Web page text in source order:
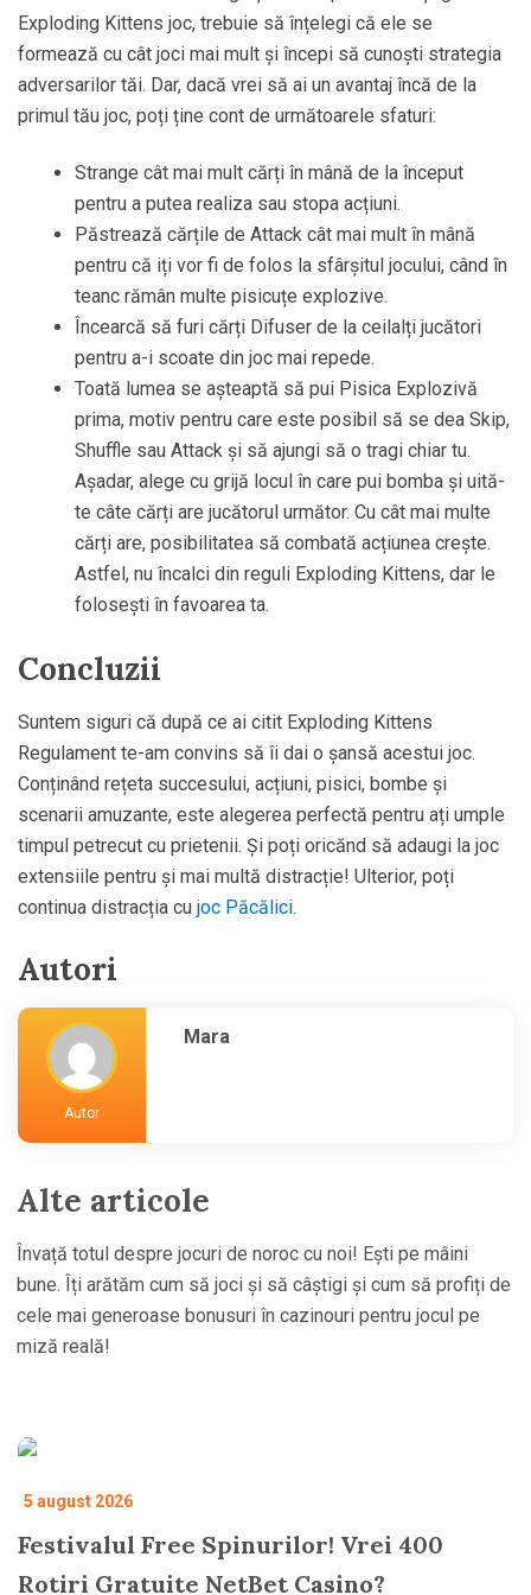
Exploding Kittens joc, trebuie să înțelegi că ele se
formează cu cât joci mai mult și începi să cunoști strategia
adversarilor tăi. Dar, dacă vrei să ai un avantaj încă de la
primul tău joc, poți ține cont de următoarele sfaturi:
Strange cât mai mult cărți în mână de la început
pentru a putea realiza sau stopa acțiuni.
Păstrează cărțile de Attack cât mai mult în mână
pentru că iți vor fi de folos la sfârșitul jocului, când în
teanc rămân multe pisicuțe explozive.
Încearcă să furi cărți Difuser de la ceilalți jucători
pentru a-i scoate din joc mai repede.
Toată lumea se așteaptă să pui Pisica Explozivă
prima, motiv pentru care este posibil să se dea Skip,
Shuffle sau Attack și să ajungi să o tragi chiar tu.
Așadar, alege cu grijă locul în care pui bomba și uită-
te câte cărți are jucătorul următor. Cu cât mai multe
cărți are, posibilitatea să combată acțiunea crește.
Astfel, nu încalci din reguli Exploding Kittens, dar le
folosești în favoarea ta.
Concluzii
Suntem siguri că după ce ai citit Exploding Kittens
Regulament te-am convins să îi dai o șansă acestui joc.
Conținând rețeta succesului, acțiuni, pisici, bombe și
scenarii amuzante, este alegerea perfectă pentru ați umple
timpul petrecut cu prietenii. Și poți oricănd să adaugi la joc
extensiile pentru și mai multă distracție! Ulterior, poți
continua distracția cu joc Păcălici.
Autori
Autor
Mara
Alte articole
Învață totul despre jocuri de noroc cu noi! Ești pe mâini
bune. Îți arătăm cum să joci și să câștigi și cum să profiți de
cele mai generoase bonusuri în cazinouri pentru jocul pe
miză reală!
5 august 2026
Festivalul Free Spinurilor! Vrei 400
Rotiri Gratuite NetBet Casino?